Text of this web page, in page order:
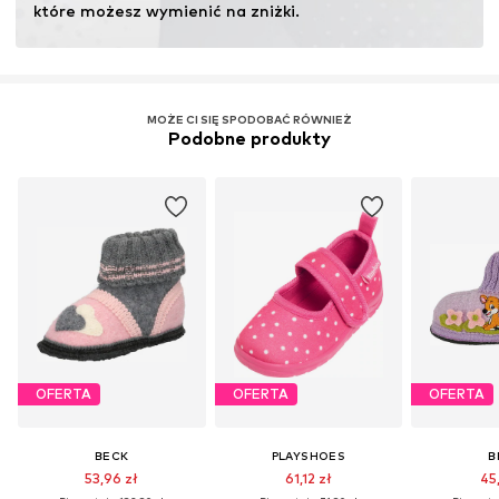
które możesz wymienić na zniżki.
MOŻE CI SIĘ SPODOBAĆ RÓWNIEŻ
Podobne produkty
OFERTA
BECK
53,96 zł
OFERTA
PLAYSHOES
61,12 zł
OFERTA